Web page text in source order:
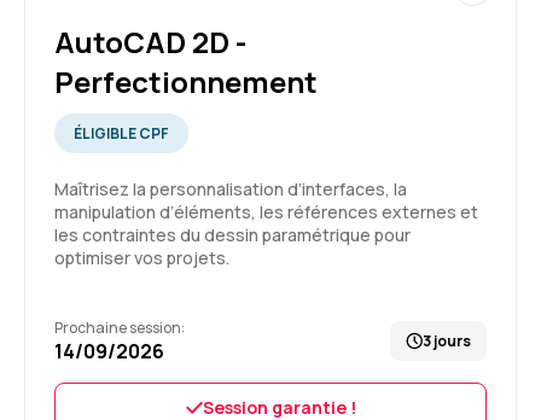
AutoCAD 2D -
Perfectionnement
ÉLIGIBLE CPF
Maîtrisez la personnalisation d’interfaces, la
manipulation d’éléments, les références externes et
les contraintes du dessin paramétrique pour
optimiser vos projets.
Prochaine session:
14/09/2026 3 jours
Session garantie !